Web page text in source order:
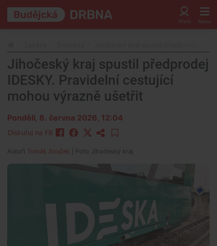
Jihočeský kraj spustil předprodej
IDESKY. Pravidelní cestující
mohou výrazně ušetřit
Pondělí, 8. června 2026, 12:04
Diskutuj na FB
Autoři Tomáš Souček | Foto Jihočeský kraj